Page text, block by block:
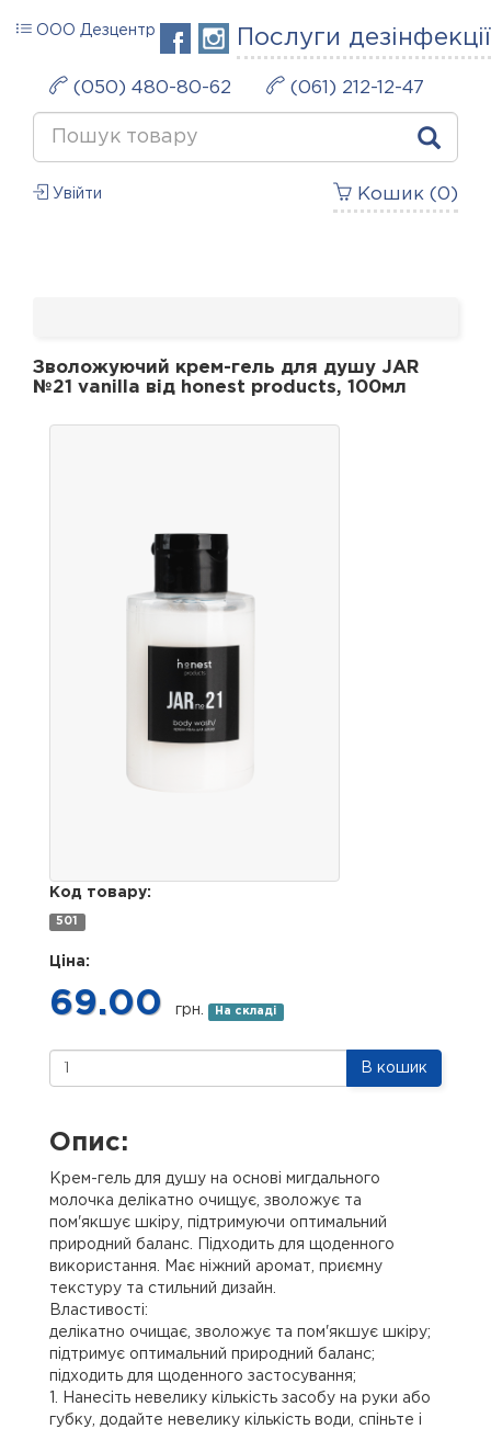
Послуги дезінфекції
ООО Дезцентр
(050) 480-80-62 (061) 212-12-47
Кошик ( 0 )
Увійти
Зволожуючий крем-гель для душу JAR
№21 vanilla від honest products, 100мл
Код товару:
501
Ціна:
69.00 грн. На складі
В кошик
Опис:
Крем-гель для душу на основі мигдального
молочка делікатно очищує, зволожує та
пом'якшує шкіру, підтримуючи оптимальний
природний баланс. Підходить для щоденного
використання. Має ніжний аромат, приємну
текстуру та стильний дизайн.
Властивості:
делікатно очищає, зволожує та пом'якшує шкіру;
підтримує оптимальний природний баланс;
підходить для щоденного застосування;
1. Нанесіть невелику кількість засобу на руки або
губку, додайте невелику кількість води, спіньте і